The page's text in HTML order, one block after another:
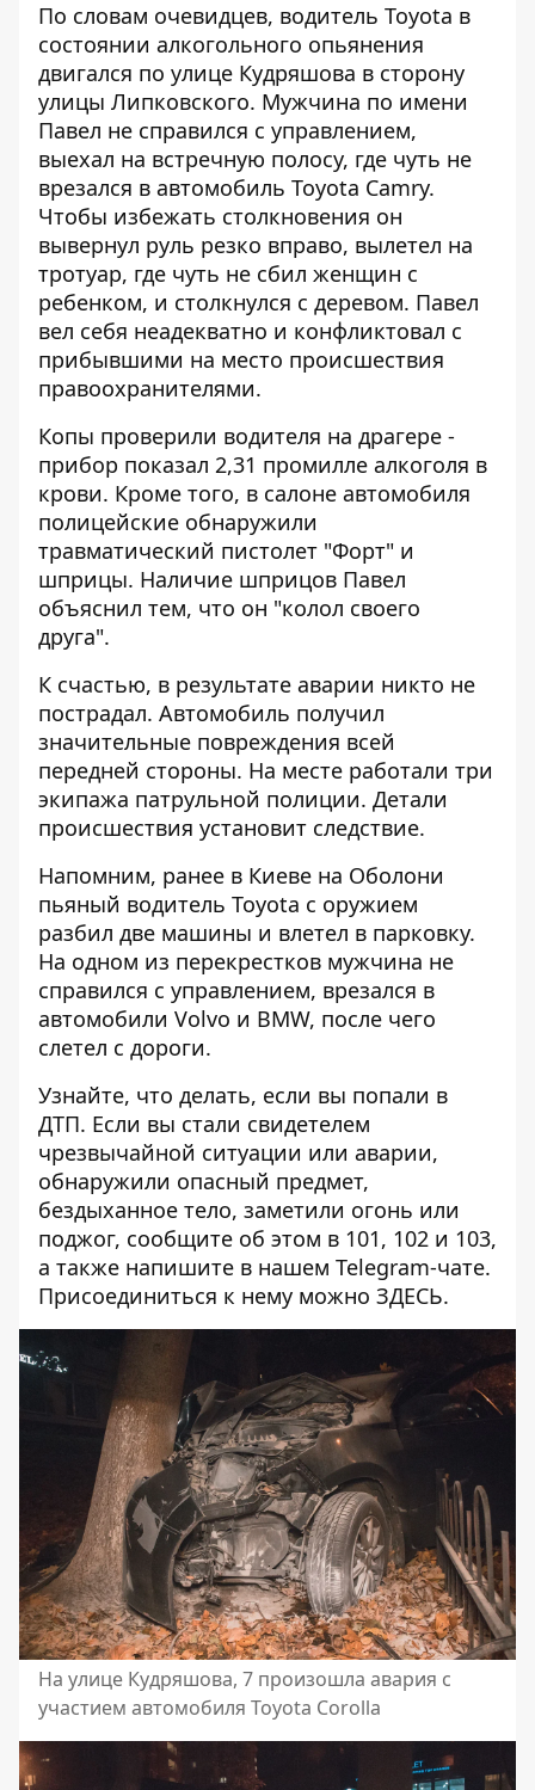
По словам очевидцев, водитель Toyota в
состоянии алкогольного опьянения
двигался по улице Кудряшова в сторону
улицы Липковского. Мужчина по имени
Павел не справился с управлением,
выехал на встречную полосу, где чуть не
врезался в автомобиль Toyota Camry.
Чтобы избежать столкновения он
вывернул руль резко вправо, вылетел на
тротуар, где чуть не сбил женщин с
ребенком, и столкнулся с деревом. Павел
вел себя неадекватно и конфликтовал с
прибывшими на место происшествия
правоохранителями.
Копы проверили водителя на драгере -
прибор показал 2,31 промилле алкоголя в
крови. Кроме того, в салоне автомобиля
полицейские обнаружили
травматический пистолет "Форт" и
шприцы. Наличие шприцов Павел
объяснил тем, что он "колол своего
друга".
К счастью, в результате аварии никто не
пострадал. Автомобиль получил
значительные повреждения всей
передней стороны. На месте работали три
экипажа патрульной полиции. Детали
происшествия установит следствие.
Напомним, ранее в Киеве на Оболони
пьяный водитель Toyota с оружием
разбил две машины и влетел в парковку.
На одном из перекрестков мужчина не
справился с управлением, врезался в
автомобили Volvo и BMW, после чего
слетел с дороги.
Узнайте, что делать, если вы попали в
ДТП. Если вы стали свидетелем
чрезвычайной ситуации или аварии,
обнаружили опасный предмет,
бездыханное тело, заметили огонь или
поджог, сообщите об этом в 101, 102 и 103,
а также напишите в нашем Telegram-чате.
Присоединиться к нему можно ЗДЕСЬ.
На улице Кудряшова, 7 произошла авария с
участием автомобиля Toyota Corolla